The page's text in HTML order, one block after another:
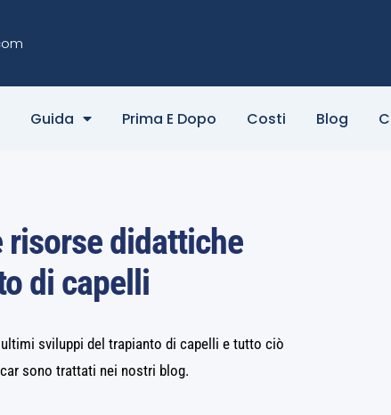
Guida Prima E Dopo Costi Blog
risorse didattiche
di capelli
sviluppi del trapianto di capelli e tutto ciò
sono trattati nei nostri blog.